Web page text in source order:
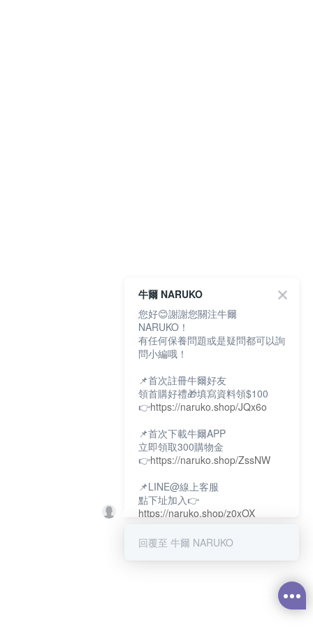
牛爾 NARUKO
您好😊謝謝您關注牛爾
NARUKO！
有任何保養問題或是疑問都可以詢
問小編哦！
📌首次註冊牛爾好友
領首購好禮🎁填寫資料領$100
👉https://naruko.shop/JQx6o
📌首次下載牛爾APP
立即領取300購物金
👉https://naruko.shop/ZssNW
📌LINE@線上客服
點下址加入👉
https://naruko.shop/z0xOX
📌電話客服：02-26581707
回覆至 牛爾 NARUKO